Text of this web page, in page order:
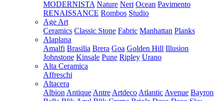
MODERNISTA Nature Neri Ocean Pavimento
RENAISSANCE Rombos Studio
Age Art
Ceramics Classic Stone Fabric Manhattan Planks
Alaplana
Amalfi Brasilia Brera Goa Golden Hill Illusion
Johnstone Kinsale Pune Ripley Urano
Alta Ceramica
Affreschi
Altacera
Albion Antique Antre Artdeco Atlantic Avenue Bayron